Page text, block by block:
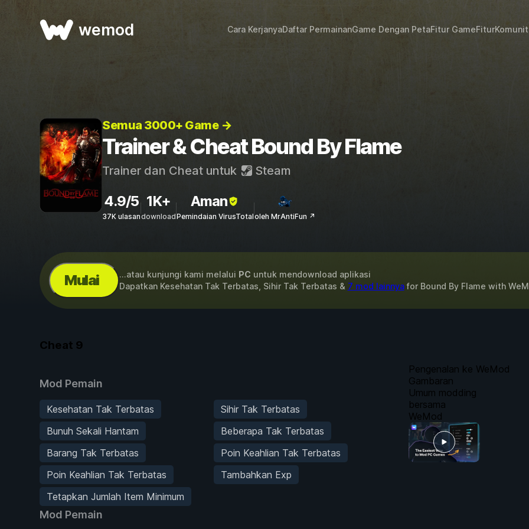
wemod Cara KerjanyaDaftar PermainanGame Dengan PetaFitur GameFitur
Semua 3000+ Game →
Trainer & Cheat Bound By Flame
Trainer dan Cheat untuk Steam
4.9/5
37K ulasan
1K+
download
Aman
Pemindaian VirusTotaloleh MrAntiFun ↗
Mulai ...atau kunjungi kami melalui PC untuk mendownload aplikasi
Dapatkan Kesehatan Tak Terbatas, Sihir Tak Terbatas & 7 mod lainnyafor Bound By Flame with
Cheat 9
Mod Pemain
Kesehatan Tak Terbatas
Sihir Tak Terbatas
Bunuh Sekali Hantam
Beberapa Tak Terbatas
Barang Tak Terbatas
Poin Keahlian Tak Terbatas
Poin Keahlian Tak Terbatas
Tambahkan Exp
Tetapkan Jumlah Item Minimum
Mod Pemain
Pengenalan ke WeMod
Gambaran
Umum modding
bersama
WeMod